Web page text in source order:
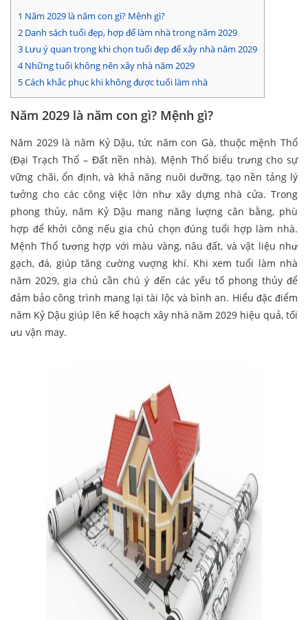
1 Năm 2029 là năm con gì? Mệnh gì?
2 Danh sách tuổi đẹp, hợp để làm nhà trong năm 2029
3 Lưu ý quan trọng khi chọn tuổi đẹp để xây nhà năm 2029
4Những tuổi không nên xây nhà năm 2029
5Cách khắc phục khi không được tuổi làm nhà
Năm 2029 là năm con gì? Mệnh gì?
Năm 2029 là năm Kỷ Dậu, tức năm con Gà, thuộc mệnh Thổ
(Đại Trạch Thổ – Đất nền nhà). Mệnh Thổ biểu trưng cho sự
vững chãi, ổn định, và khả năng nuôi dưỡng, tạo nền tảng lý
tưởng cho các công việc lớn như xây dựng nhà cửa. Trong
phong thủy, năm Kỷ Dậu mang năng lượng cân bằng, phù
hợp để khởi công nếu gia chủ chọn đúng tuổi hợp làm nhà.
Mệnh Thổ tương hợp với màu vàng, nâu đất, và vật liệu như
gạch, đá, giúp tăng cường vượng khí. Khi xem tuổi làm nhà
năm 2029, gia chủ cần chú ý đến các yếu tố phong thủy để
đảm bảo công trình mang lại tài lộc và bình an. Hiểu đặc điểm
năm Kỷ Dậu giúp lên kế hoạch xây nhà năm 2029 hiệu quả, tối
ưu vận may.